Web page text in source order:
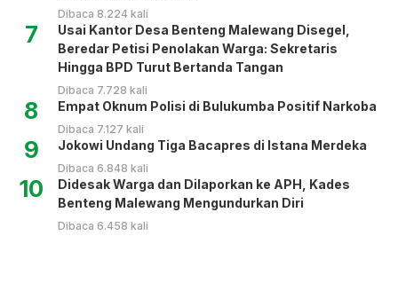
Dibaca 8.224 kali
7
Usai Kantor Desa Benteng Malewang Disegel,
Beredar Petisi Penolakan Warga: Sekretaris
Hingga BPD Turut Bertanda Tangan
Dibaca 7.728 kali
8 Empat Oknum Polisi di Bulukumba Positif Narkoba
Dibaca 7.127 kali
9 Jokowi Undang Tiga Bacapres di Istana Merdeka
Dibaca 6.848 kali
10
Didesak Warga dan Dilaporkan ke APH, Kades
Benteng Malewang Mengundurkan Diri
Dibaca 6.458 kali